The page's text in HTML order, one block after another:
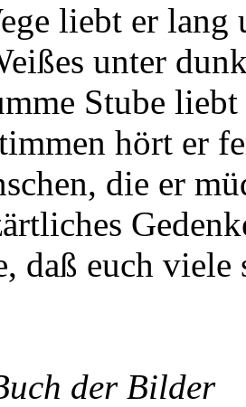
liebt er lang
unter
Stube liebt
hört er
die er
daß euch viele
der Bilder